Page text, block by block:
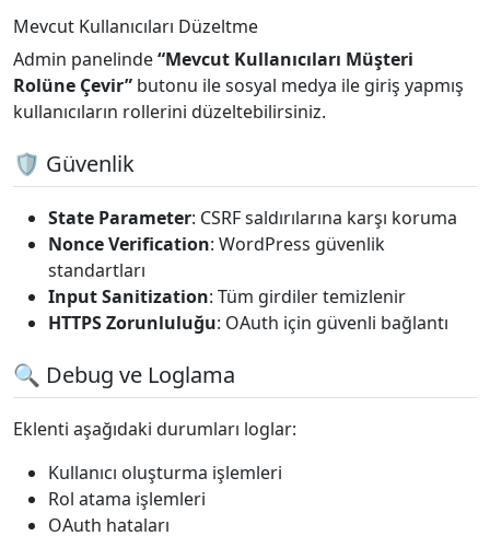
Mevcut Kullanıcıları Düzeltme
Admin panelinde“Mevcut Kullanıcıları Müşteri
Rolüne Çevir” butonu ile sosyal medya ile giriş yapmış
kullanıcıların rollerini düzeltebilirsiniz.
🛡️ Güvenlik
State Parameter: CSRF saldırılarına karşı koruma
Nonce Verification: WordPress güvenlik
standartları
Input Sanitization: Tüm girdiler temizlenir
HTTPS Zorunluluğu: OAuth için güvenli bağlantı
🔍 Debug ve Loglama
Eklenti aşağıdaki durumları loglar:
Kullanıcı oluşturma işlemleri
Rol atama işlemleri
OAuth hataları